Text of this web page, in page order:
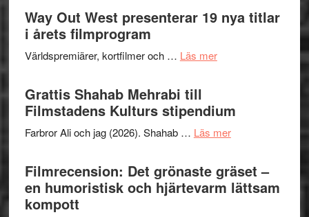
Way Out West presenterar 19 nya titlar
i årets filmprogram
Världspremiärer, kortfilmer och … Läs merom
presenterar
19
titlar
i
Grattis Shahab Mehrabi till
Filmstadens Kulturs stipendium
Farbror Ali och jag (2026). Shahab … Läs merom
Shahab
Mehrabi
till
Filmrecension: Det grönaste gräset –
en humoristisk och hjärtevarm lättsam
kompott